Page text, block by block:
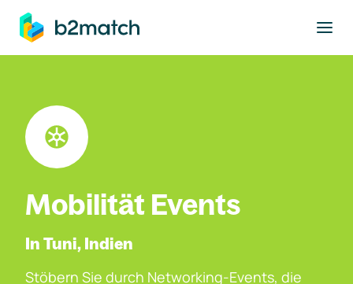
springen
Mobilität Events
In Tuni, Indien
Stöbern Sie durch Networking-Events, die